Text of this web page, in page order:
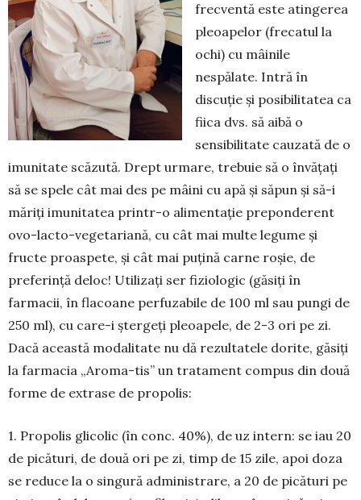
frecventă este atingerea
pleoapelor (frecatul la
ochi) cu mâinile
nespălate. Intră în
discuție și posibilitatea ca
fiica dvs. să aibă o
sensibilitate cauzată de o
imuni­tate scăzută. Drept urmare, trebuie să o învățați
să se spele cât mai des pe mâini cu apă și săpun și să-i
măriți imunitatea printr-o alimentație prepon­derent
ovo-lacto-vegetariană, cu cât mai multe legume și
fructe proaspete, și cât mai puțină carne roșie, de
preferință deloc! Utilizați ser fiziologic (găsiți în
farmacii, în flacoane perfuzabile de 100 ml sau pungi de
250 ml), cu care-i ștergeți pleoa­pele, de 2-3 ori pe zi.
Dacă această modalitate nu dă rezultatele dorite, găsiți
la farmacia „Aroma-tis” un tratament compus din două
forme de extrase de propolis:
1. Propolis glicolic (în conc. 40%), de uz intern: se iau 20
de picături, de două ori pe zi, timp de 15 zile, apoi doza
se reduce la o singură administrare, a 20 de picături pe